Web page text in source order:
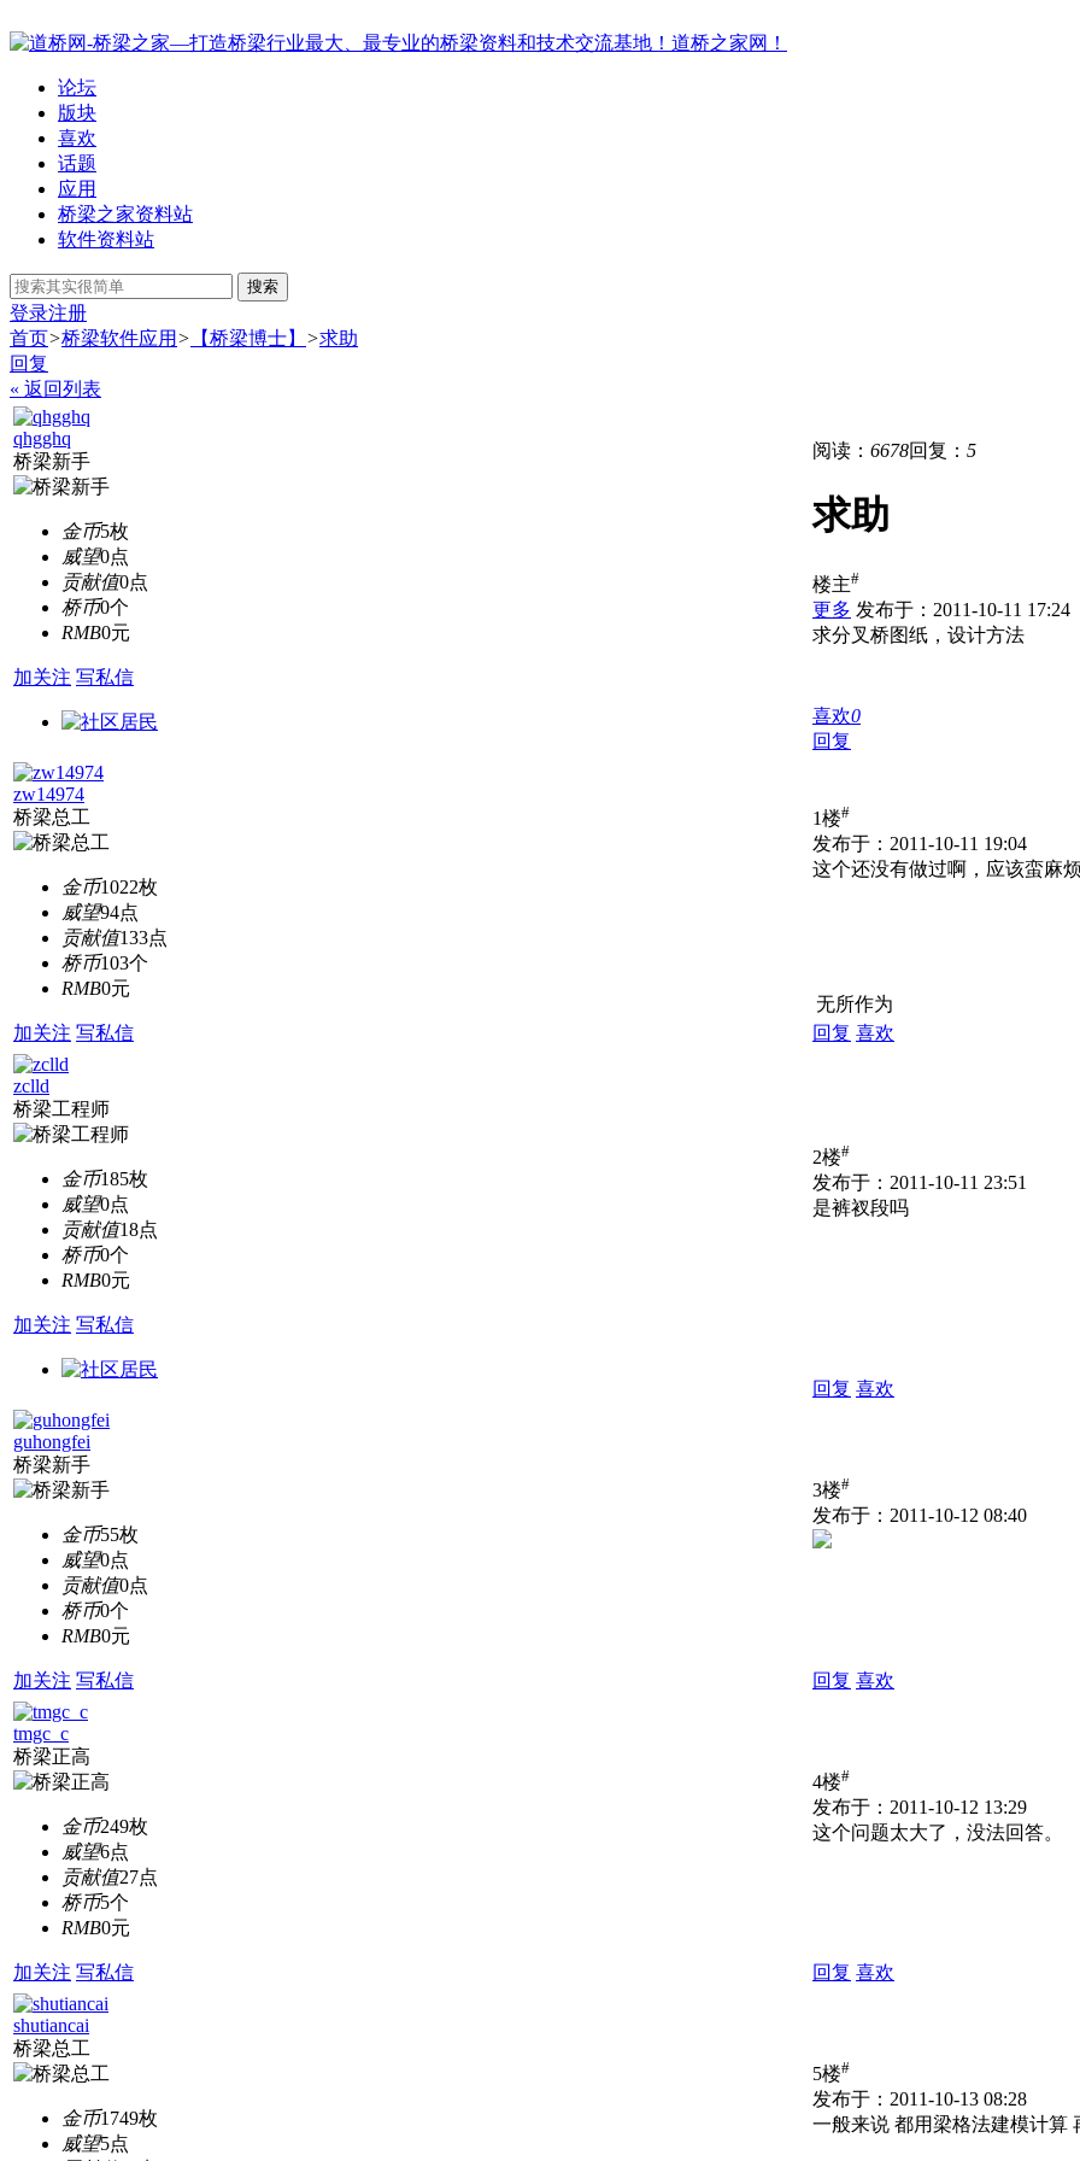
论坛
版块
喜欢
话题
应用
桥梁之家资料站
软件资料站
搜索
登录注册
首页>桥梁软件应用 > 【桥梁博士】 >求助
回复
« 返回列表
qhgghq
桥梁新手
金币5枚
威望0点
贡献值0点
桥币0个
RMB0元
加关注 写私信
阅读： 6678回复： 5
求助
楼主#
更多 发布于：2011-10-11 17:24
求分叉桥图纸，设计方法
喜欢0
回复
zw14974
桥梁总工
金币1022枚
威望94点
贡献值133点
桥币103个
RMB0元
加关注 写私信
1楼#
发布于：2011-10-11 19:04
这个还没有做过啊，应该蛮麻
无所作为
回复 喜欢
zclld
桥梁工程师
金币185枚
威望0点
贡献值18点
桥币0个
RMB0元
加关注 写私信
2楼#
发布于：2011-10-11 23:51
是裤衩段吗
回复 喜欢
guhongfei
桥梁新手
金币55枚
威望0点
贡献值0点
桥币0个
RMB0元
加关注 写私信
3楼#
发布于：2011-10-12 08:40
回复 喜欢
tmgc_c
桥梁正高
金币249枚
威望6点
贡献值27点
桥币5个
RMB0元
加关注 写私信
4楼#
发布于：2011-10-12 13:29
这个问题太大了，没法回答。
回复 喜欢
shutiancai
桥梁总工
金币1749枚
威望5点
5楼#
发布于：2011-10-13 08:28
一般来说 都用梁格法建模计算